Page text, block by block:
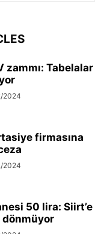
zammı: Tabelalar
2024
firmasına
2024
50 lira: Siirt’e
dönmüyor